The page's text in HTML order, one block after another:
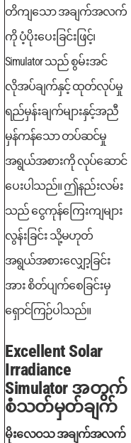
တိကျသော အချက်အလက်
ကို ပံ့ပိုးပေးခြင်းဖြင့်၊
Simulator သည် စွမ်းအင်
လိုအပ်ချက်နှင့် ထုတ်လုပ်မှု
ရည်မှန်းချက်များနှင့်အညီ
မှန်ကန်သော တပ်ဆင်မှု
အရွယ်အစားကို လုပ်ဆောင်
ပေးပါသည်။ ဤနည်းလမ်း
သည် ငွေကုန်ကြေးကျများ
လွန်းခြင်း သို့မဟုတ်
အရွယ်အစားလျှော့ခြင်း
အား စိတ်ပျက်စေခြင်းမှ
ရှောင်ကြဉ်ပါသည်။
Excellent Solar
Irradiance
Simulator အတွက်
စံသတ်မှတ်ချက်
မိုးလေဝသ အချက်အလက်